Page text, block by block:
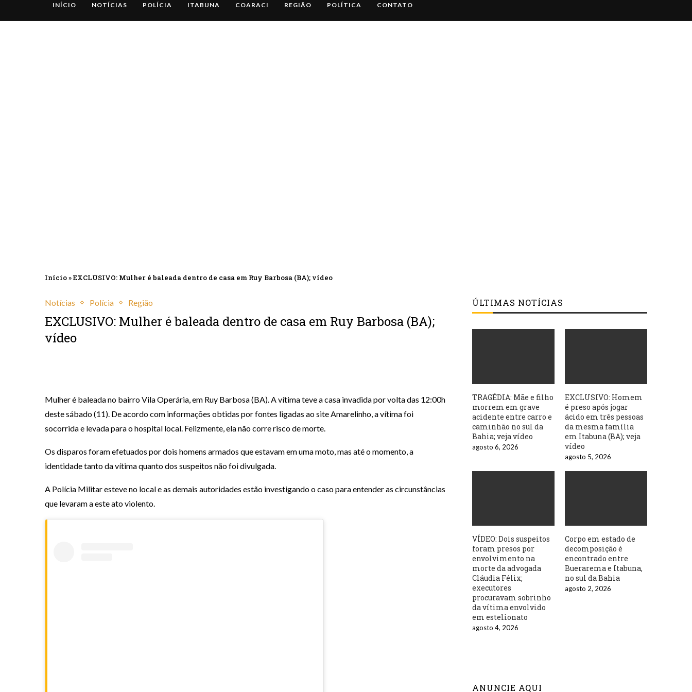
INÍCIO NOTÍCIAS POLÍCIA ITABUNA COARACI REGIÃO POLÍTICA CONTATO
Início»EXCLUSIVO: Mulher é baleada dentro de casa em Ruy Barbosa (BA); vídeo
Notícias Polícia Região
EXCLUSIVO: Mulher é baleada dentro de casa em Ruy Barbosa (BA);
vídeo
Mulher é baleada no bairro Vila Operária, em Ruy Barbosa (BA). A vítima teve a casa invadida por volta das 12:00h
deste sábado (11). De acordo com informações obtidas por fontes ligadas ao site Amarelinho, a vítima foi
socorrida e levada para o hospital local. Felizmente, ela não corre risco de morte.
Os disparos foram efetuados por dois homens armados que estavam em uma moto, mas até o momento, a
identidade tanto da vítima quanto dos suspeitos não foi divulgada.
A Polícia Militar esteve no local e as demais autoridades estão investigando o caso para entender as circunstâncias
que levaram a este ato violento.
ÚLTIMAS NOTÍCIAS
TRAGÉDIA: Mãe e filho
morrem em grave
acidente entre carro e
caminhão no sul da
Bahia; veja vídeo
agosto 6, 2026
EXCLUSIVO: Homem
é preso após jogar
ácido em três pessoas
da mesma família
em Itabuna (BA); veja
vídeo
agosto 5, 2026
VÍDEO: Dois suspeitos
foram presos por
envolvimento na
morte da advogada
Cláudia Félix;
executores
procuravam sobrinho
da vítima envolvido
em estelionato
agosto 4, 2026
Corpo em estado de
decomposição é
encontrado entre
Buerarema e Itabuna,
no sul da Bahia
agosto 2, 2026
ANUNCIE AQUI